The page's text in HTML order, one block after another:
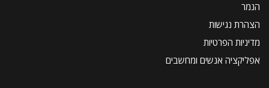
הנמר
הצהרת נגישות
מדיניות הפרטיות
אפליקציה אנשים ומחשבים